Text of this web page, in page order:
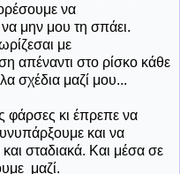
να
μην μου τη σπάει.
με
απέναντι στο ρίσκο κάθε
σχέδια μαζί μου...
φάρσες κι έπρεπε να
και να
σταδιακά. Και μέσα σε
μαζί.